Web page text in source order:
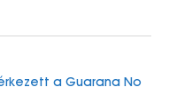
a Guarana No